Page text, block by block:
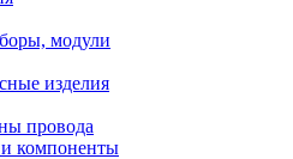
модули
изделия
провода
компоненты